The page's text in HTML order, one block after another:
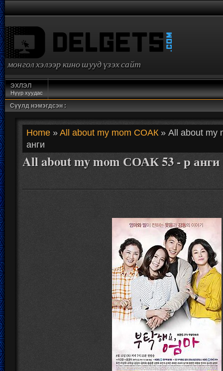
монгол хэлээр кино шууд үзэх сайт
ЭХЛЭЛ
Нүүр хуудас
Сүүлд нэмэгдсэн :
Home »All about my mom СОАК » All about my
анги
All about my mom СОАК 53 - р анги